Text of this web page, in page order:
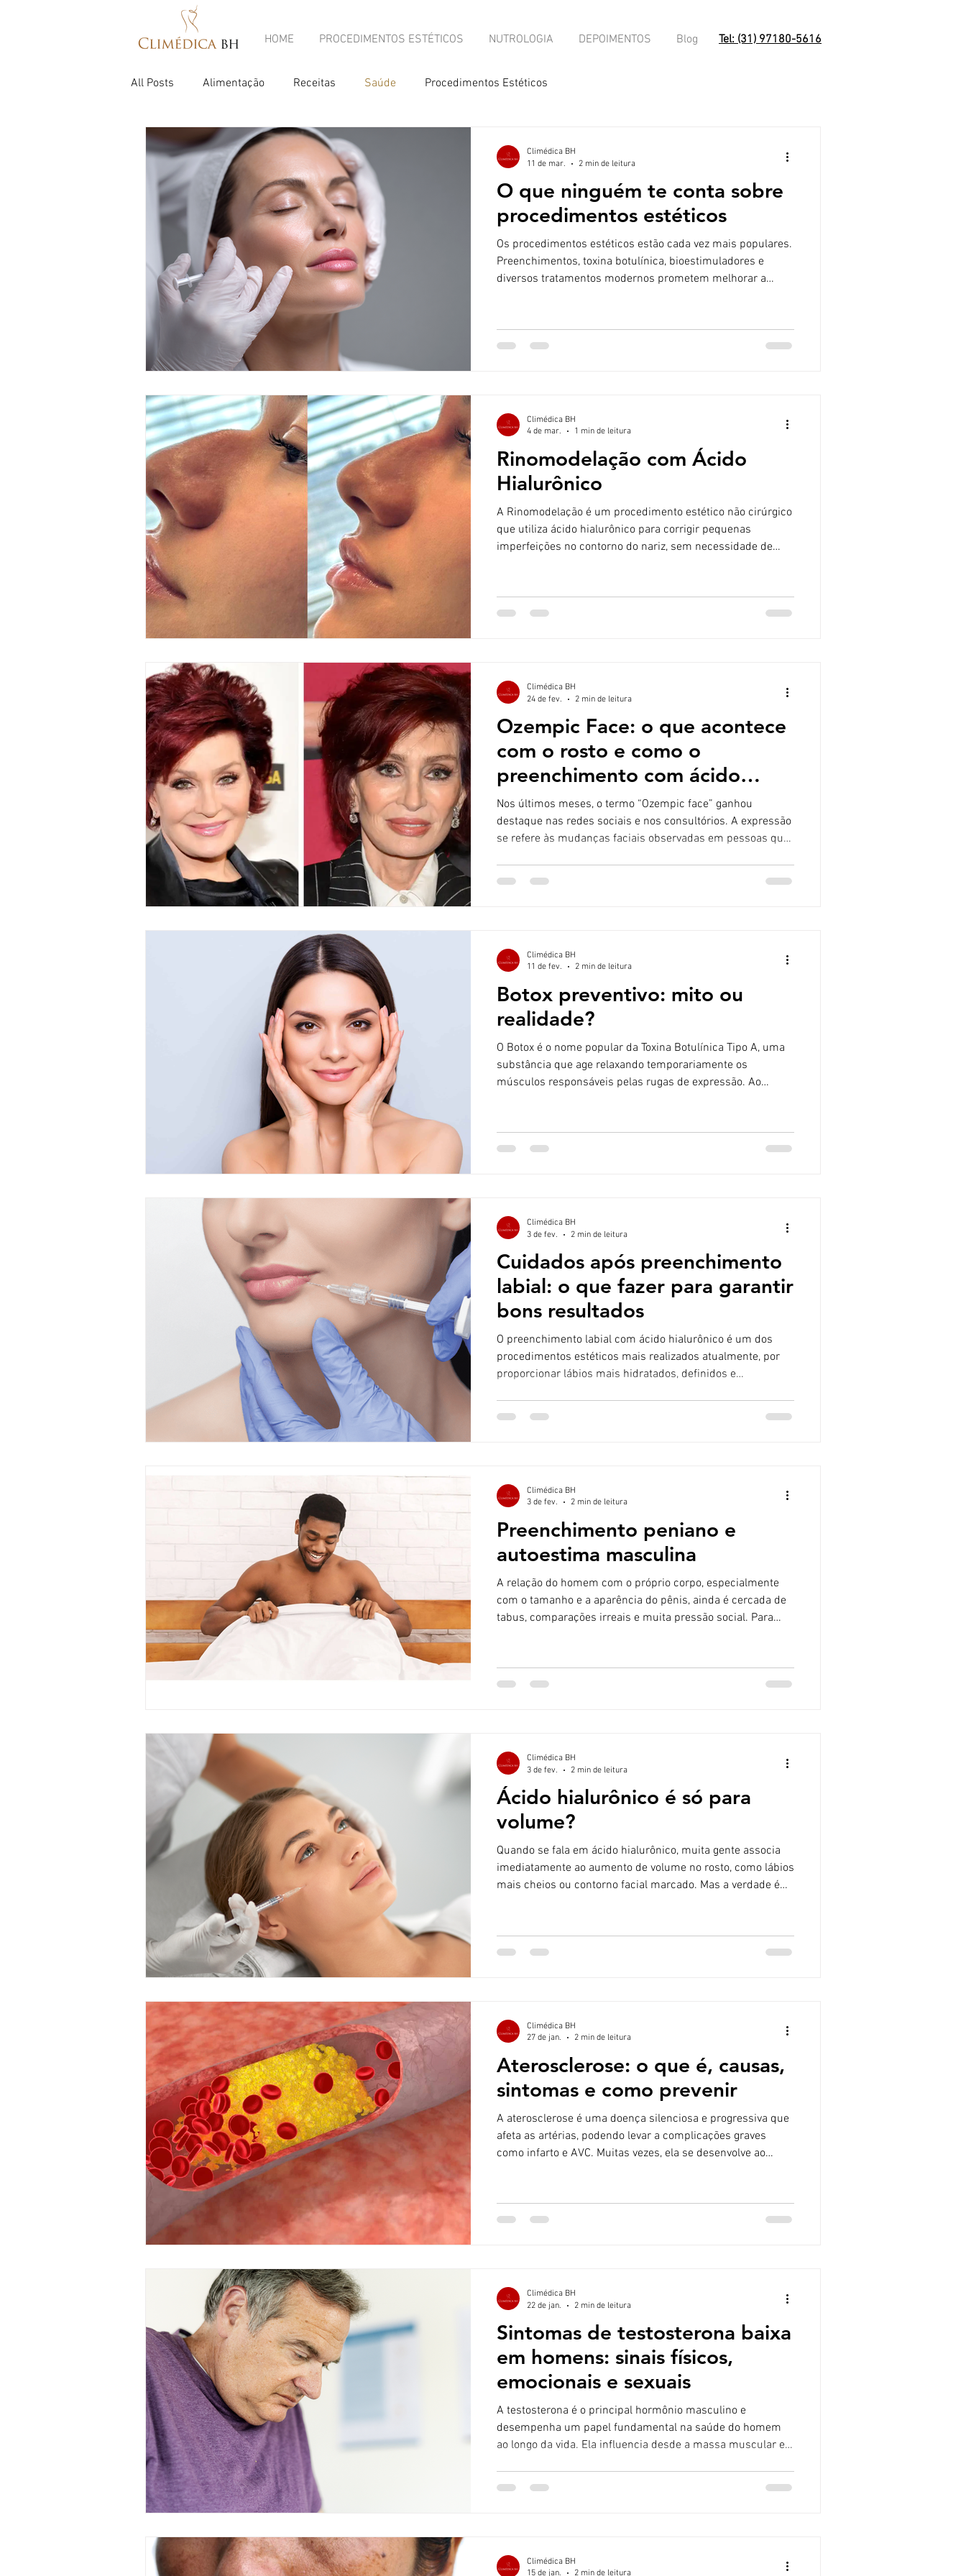
HOME PROCEDIMENTOS ESTÉTICOS NUTROLOGIA DEPOIMENTOS Blog Tel: (31) 97180-5616
All Posts Alimentação Receitas Saúde Procedimentos Estéticos
O que ninguém te conta sobre
procedimentos estéticos
Os procedimentos estéticos estão cada vez mais populares.
Preenchimentos, toxina botulínica, bioestimuladores e
diversos tratamentos modernos prometem melhorar a
nem sempre são explicados com clareza. Se você pensa em
realizar algum procedimento estético, vale a pena conhecer
Climédica BH
11 de mar.
2 min de leitura
Rinomodelação com Ácido
Hialurônico
A Rinomodelação é um procedimento estético não cirúrgico
que utiliza ácido hialurônico para corrigir pequenas
imperfeições no contorno do nariz, sem necessidade de
invasiva, realizada em consultório e com recuperação
praticamente imediata. O procedimento consiste na
Climédica BH
4 de mar.
1 min de leitura
Ozempic Face: o que acontece
com o rosto e como o
preenchimento com ácido
hialurônico pode ajudar?
Nos últimos meses, o termo “Ozempic face” ganhou
destaque nas redes sociais e nos consultórios. A expressão
se refere às mudanças faciais observadas em pessoas que
Climédica BH
24 de fev.
2 min de leitura
Botox preventivo: mito ou
realidade?
O Botox é o nome popular da Toxina Botulínica Tipo A, uma
substância que age relaxando temporariamente os
músculos responsáveis pelas rugas de expressão. Ao
profundas. O que significa “preventivo”? O Botox preventivo
é a aplicação da toxina antes que as rugas estejam
Climédica BH
11 de fev.
2 min de leitura
Cuidados após preenchimento
labial: o que fazer para garantir
bons resultados
O preenchimento labial com ácido hialurônico é um dos
procedimentos estéticos mais realizados atualmente, por
proporcionar lábios mais hidratados, definidos e
Climédica BH
3 de fev.
2 min de leitura
Preenchimento peniano e
autoestima masculina
A relação do homem com o próprio corpo, especialmente
com o tamanho e a aparência do pênis, ainda é cercada de
tabus, comparações irreais e muita pressão social. Para
a vida sexual. Nesse contexto, o preenchimento peniano
com ácido hialurônico tem ganhado espaço como uma
Climédica BH
3 de fev.
2 min de leitura
Ácido hialurônico é só para
volume?
Quando se fala em ácido hialurônico, muita gente associa
imediatamente ao aumento de volume no rosto, como lábios
mais cheios ou contorno facial marcado. Mas a verdade é
nosso organismo e desempenha um papel fundamental na
hidratação, elasticidade e saúde da pele. O que é o ácido
Climédica BH
3 de fev.
2 min de leitura
Aterosclerose: o que é, causas,
sintomas e como prevenir
A aterosclerose é uma doença silenciosa e progressiva que
afeta as artérias, podendo levar a complicações graves
como infarto e AVC. Muitas vezes, ela se desenvolve ao
aterosclerose ocorre quando há acúmulo de gordura,
colesterol e outras substâncias nas paredes das artérias,
Climédica BH
27 de jan.
2 min de leitura
Sintomas de testosterona baixa
em homens: sinais físicos,
emocionais e sexuais
A testosterona é o principal hormônio masculino e
desempenha um papel fundamental na saúde do homem
ao longo da vida. Ela influencia desde a massa muscular e a
Climédica BH
22 de jan.
2 min de leitura
Climédica BH
15 de jan.
2 min de leitura